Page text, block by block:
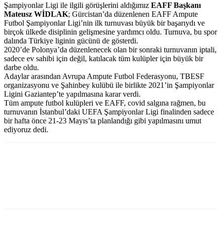
Şampiyonlar Ligi ile ilgili görüşlerini aldığımız EAFF Başkanı
Mateusz WİDLAK; Gürcistan’da düzenlenen EAFF Ampute
Futbol Şampiyonlar Ligi’nin ilk turnuvası büyük bir başarıydı ve
birçok ülkede disiplinin gelişmesine yardımcı oldu. Turnuva, bu spor
dalında Türkiye liginin gücünü de gösterdi.
2020’de Polonya’da düzenlenecek olan bir sonraki turnuvanın iptali,
sadece ev sahibi için değil, katılacak tüm kulüpler için büyük bir
darbe oldu.
Adaylar arasından Avrupa Ampute Futbol Federasyonu, TBESF
organizasyonu ve Şahinbey kulübü ile birlikte 2021’in Şampiyonlar
Ligini Gaziantep’te yapılmasına karar verdi.
Tüm ampute futbol kulüpleri ve EAFF, covid salgına rağmen, bu
turnuvanın İstanbul’daki UEFA Şampiyonlar Ligi finalinden sadece
bir hafta önce 21-23 Mayıs’ta planlandığı gibi yapılmasını umut
ediyoruz dedi.